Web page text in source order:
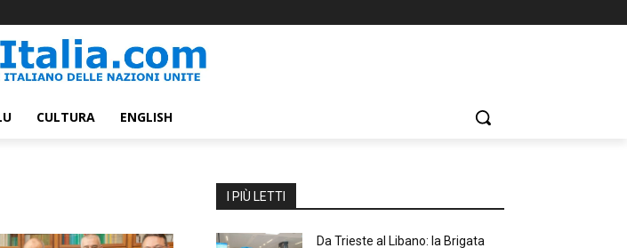
CULTURA ENGLISH
I PIÙ LETTI
Da Trieste al Libano: la Brigata